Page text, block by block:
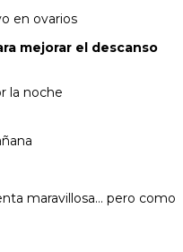
en ovarios
mejorar el descanso
la noche
maravillosa… pero como